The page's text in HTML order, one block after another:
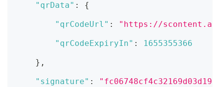
"qrData" : {
"qrCodeUrl" : "https://
"qrCodeExpiryIn" : 1655355366
} ,
"signature" :